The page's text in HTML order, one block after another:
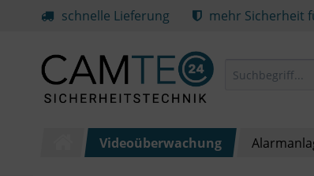
schnelle Lieferung mehr Sicherheit
Videoüberwachung